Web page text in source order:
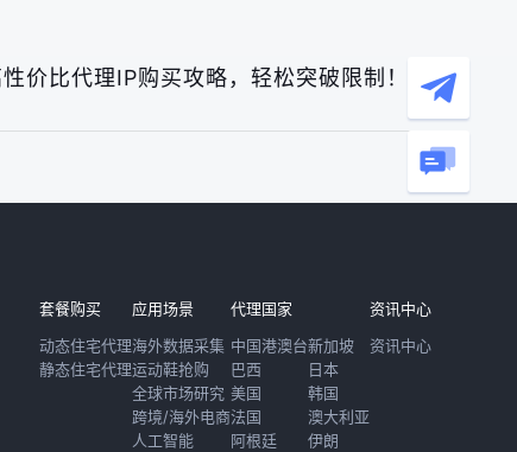
性价比代理IP购买攻略，轻松突破限制！》
套餐购买
动态住宅代理
静态住宅代理
应用场景
海外数据采集
运动鞋抢购
全球市场研究
跨境/海外电商
人工智能
代理国家
中国港澳台
巴西
美国
法国
阿根廷
新加坡
日本
韩国
澳大利亚
伊朗
资讯中心
资讯中心